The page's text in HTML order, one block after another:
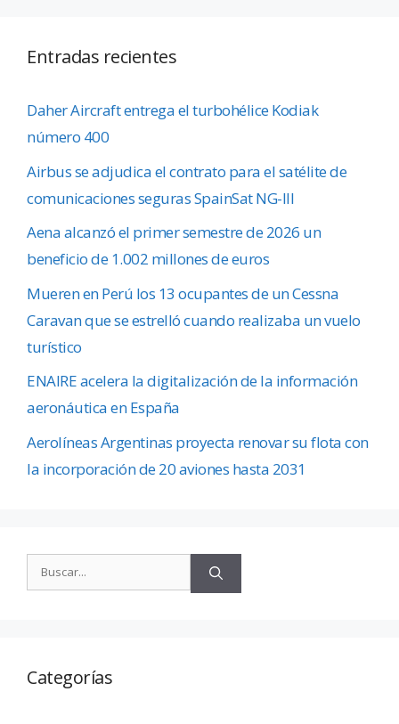
Entradas recientes
Daher Aircraft entrega el turbohélice Kodiak
número 400
Airbus se adjudica el contrato para el satélite de
comunicaciones seguras SpainSat NG-III
Aena alcanzó el primer semestre de 2026 un
beneficio de 1.002 millones de euros
Mueren en Perú los 13 ocupantes de un Cessna
Caravan que se estrelló cuando realizaba un vuelo
turístico
ENAIRE acelera la digitalización de la información
aeronáutica en España
Aerolíneas Argentinas proyecta renovar su flota con
la incorporación de 20 aviones hasta 2031
Categorías